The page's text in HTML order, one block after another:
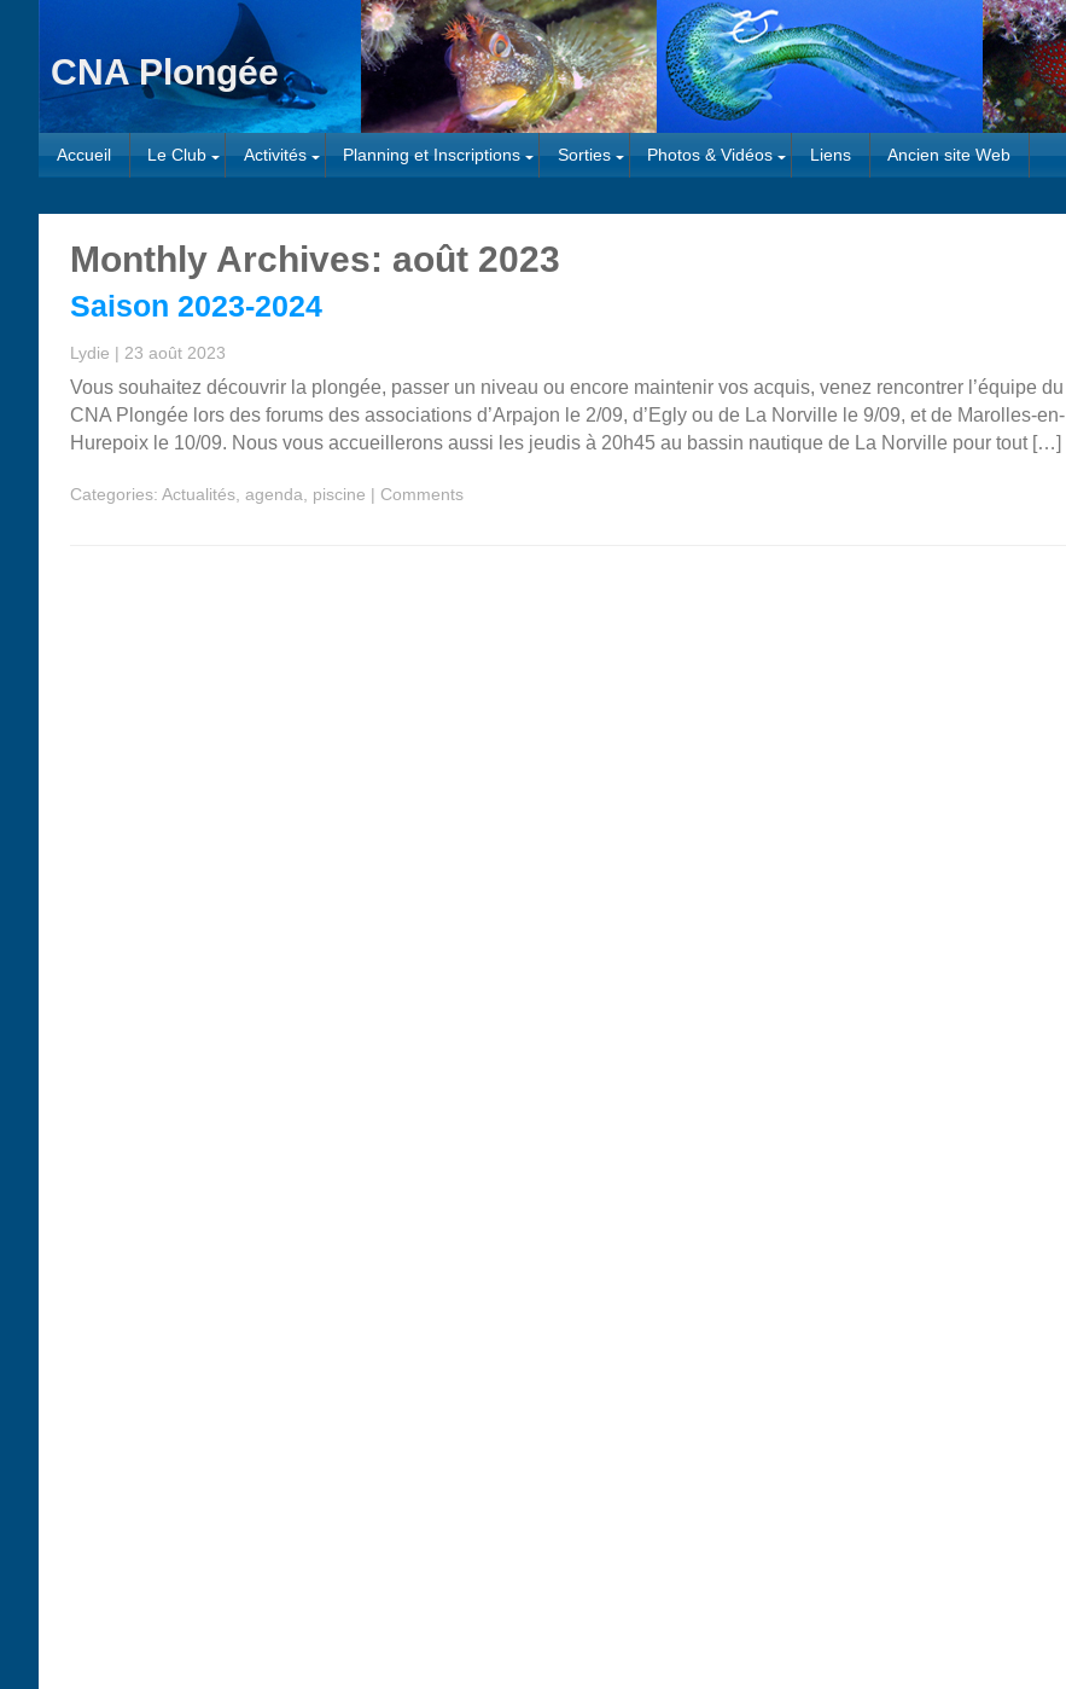
CNA Plongée
Accueil Le Club Activités Planning et Inscriptions Sorties Photos & Vidéos Liens Ancien site Web
Monthly Archives: août 2023
Saison 2023-2024
Lydie | 23 août 2023
Vous souhaitez découvrir la plongée, passer un niveau ou encore maintenir vos acquis, venez rencontrer l’équipe du
CNA Plongée lors des forums des associations d’Arpajon le 2/09, d’Egly ou de La Norville le 9/09, et de Marolles-en-
Hurepoix le 10/09. Nous vous accueillerons aussi les jeudis à 20h45 au bassin nautique de La Norville pour tout […]
Categories: Actualités, agenda piscine | Comments